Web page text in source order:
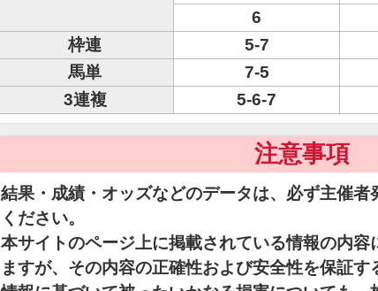
6
枠連
5-7
馬単
7-5
3連複
5-6-7
注意事項
結果・成績・オッズなどのデータは、必ず主催者
ください。
本サイトのページ上に掲載されている情報の内容
ますが、その内容の正確性および安全性を保証